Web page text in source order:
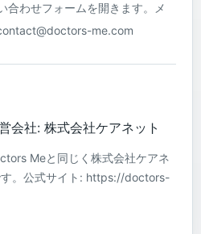
わせフォームを開きます。メ
me.com
社: 株式会社ケアネット
Meと同じく株式会社ケアネ
す。公式サイト: https://doctors-